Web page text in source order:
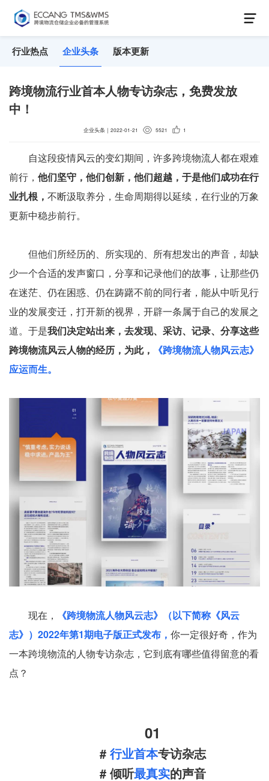
行业热点 企业头条 版本更新
跨境物流行业首本人物专访杂志，免费发放
中！
企业头条｜ 2022-01-21 5521 1
自这段疫情风云的变幻期间，许多跨境物流人都在艰难
前行， 他们坚守，他们创新，他们超越，于是他们成功在行
业扎根， 不断汲取养分，生命周期得以延续，在行业的万象
更新中稳步前行。
但他们所经历的、所实现的、所有想发出的声音，却缺
少一个合适的发声窗口，分享和记录他们的故事，让那些仍
在迷茫、仍在困惑、仍在踌躇不前的同行者，能从中听见行
业的发展变迁，打开新的视界，开辟一条属于自己的发展之
道。于是我们决定站出来，去发现、采访、记录、分享这些
跨境物流风云人物的经历，为此，
《跨境物流人物风云志》
应运而生。
现在，
《跨境物流人物风云志》（以下简称《风云
志》）2022年第1期电子版正式发布， 你一定很好奇，作为
一本跨境物流的人物专访杂志，它到底有哪些值得留意的看
点？
01
# 行业首本专访杂志
# 倾听最真实的声音